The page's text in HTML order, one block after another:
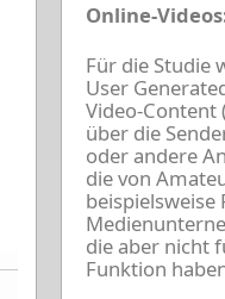
Online-
Für die Studie
User
Video-Content
über die
oder andere
die von
beispielsweise
die aber nicht
Funktion